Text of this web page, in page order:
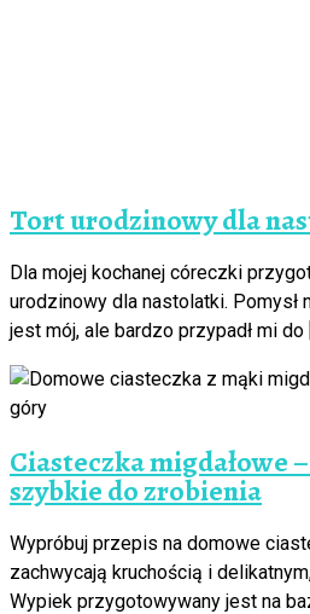
Tort urodzinowy dla
Dla mojej kochanej córeczki
urodzinowy dla nastolatki. Pomysł
jest mój, ale bardzo przypadł mi do
Ciasteczka migdałowe
szybkie do zrobienia
Wypróbuj przepis na domowe
zachwycają kruchością i
Wypiek przygotowywany jest na